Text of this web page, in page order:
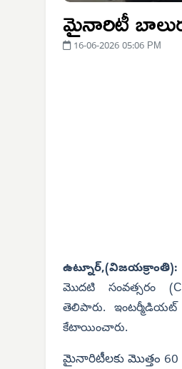
మైనారిటీ బాలుర
16-06-2026 05:06 PM
ఉట్నూర్,(విజయక్రాంతి):
మొదటి సంవత్సరం
తెలిపారు.
కేటాయించారు.
మైనారిటీలకు మొత్తం 60